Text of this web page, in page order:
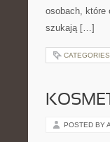
osobach, które
szukają […]
POSTED BY